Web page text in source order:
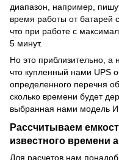
диапазон, например,
время работы от батарей
что при работе с
5 минут.
Но это приблизительно, а
что купленный нами UPS
определенного перечня
сколько времени будет
выбранная нами модель
Рассчитываем
известного времени
Для расчетов нам